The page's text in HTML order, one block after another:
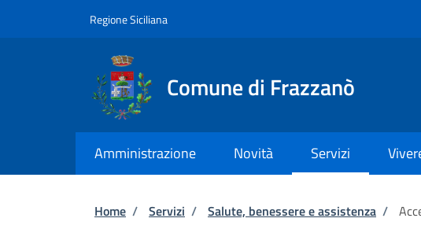
Regione Siciliana
Comune di Frazzanò
Amministrazione Novità Servizi
Briciole di pane
Home / Servizi / Salute, benessere e assistenza /